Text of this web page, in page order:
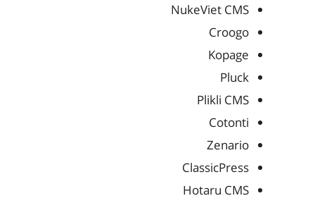
NukeViet CMS
Croogo
Kopage
Pluck
Plikli CMS
Cotonti
Zenario
ClassicPress
Hotaru CMS